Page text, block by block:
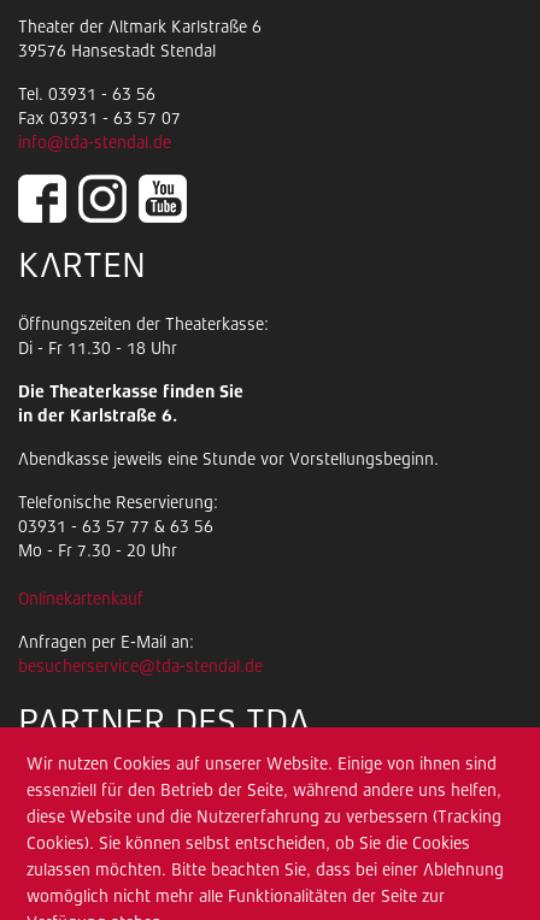
Theater der Altmark Karlstraße 6
39576 Hansestadt Stendal
Tel. 03931 - 63 56
Fax 03931 - 63 57 07
info@tda-stendal.de
KARTEN
Öffnungszeiten der Theaterkasse:
Di - Fr 11.30 - 18 Uhr
Die Theaterkasse finden Sie
in der Karlstraße 6.
Abendkasse jeweils eine Stunde vor Vorstellungsbeginn.
Telefonische Reservierung:
03931 - 63 57 77 & 63 56
Mo - Fr 7.30 - 20 Uhr
Onlinekartenkauf
Anfragen per E-Mail an:
besucherservice@tda-stendal.de
PARTNER DES TDA
Wir nutzen Cookies auf unserer Website. Einige von ihnen sind
essenziell für den Betrieb der Seite, während andere uns helfen,
diese Website und die Nutzererfahrung zu verbessern (Tracking
Cookies). Sie können selbst entscheiden, ob Sie die Cookies
zulassen möchten. Bitte beachten Sie, dass bei einer Ablehnung
womöglich nicht mehr alle Funktionalitäten der Seite zur